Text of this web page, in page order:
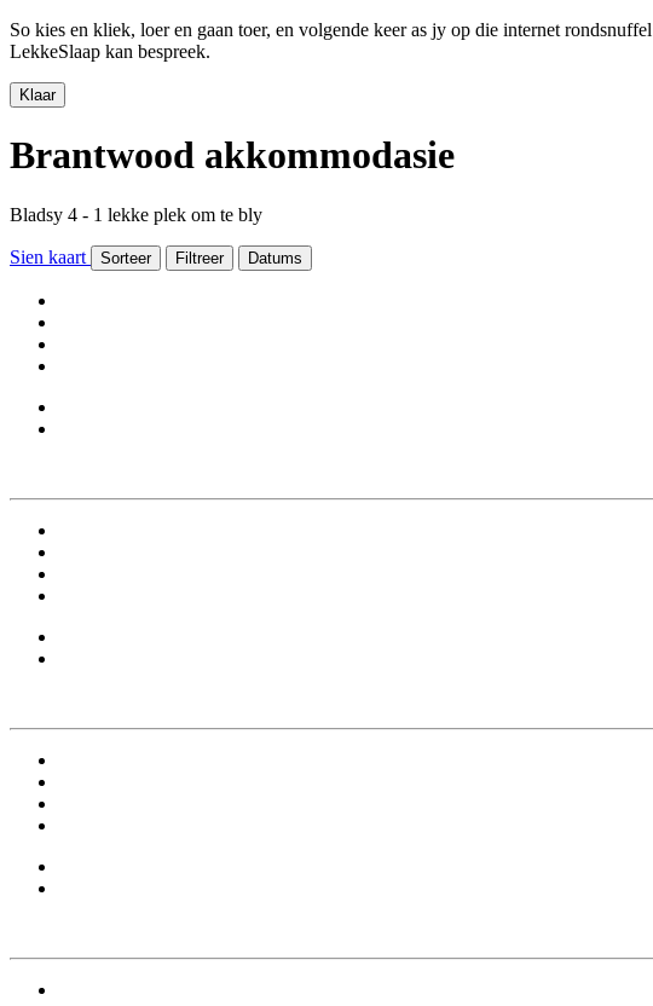
So kies en kliek, loer en gaan toer, en volgende keer as jy op die internet
LekkeSlaap kan bespreek.
Klaar
Brantwood akkommodasie
Bladsy 4 - 1 lekke plek om te bly
Sien kaart Sorteer Filtreer Datums